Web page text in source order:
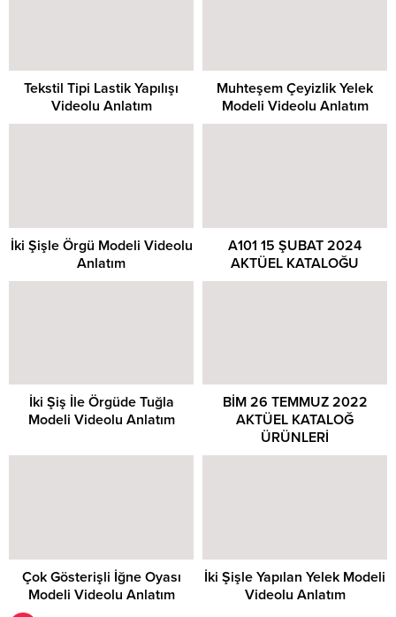
Tekstil Tipi Lastik Yapılışı
Videolu Anlatım
Muhteşem Çeyizlik Yelek
Modeli Videolu Anlatım
İki Şişle Örgü Modeli Videolu
Anlatım
A101 15 ŞUBAT 2024
AKTÜEL KATALOĞU
İki Şiş İle Örgüde Tuğla
Modeli Videolu Anlatım
BİM 26 TEMMUZ 2022
AKTÜEL KATALOĞ
ÜRÜNLERİ
Çok Gösterişli İğne Oyası
Modeli Videolu Anlatım
İki Şişle Yapılan Yelek Modeli
Videolu Anlatım